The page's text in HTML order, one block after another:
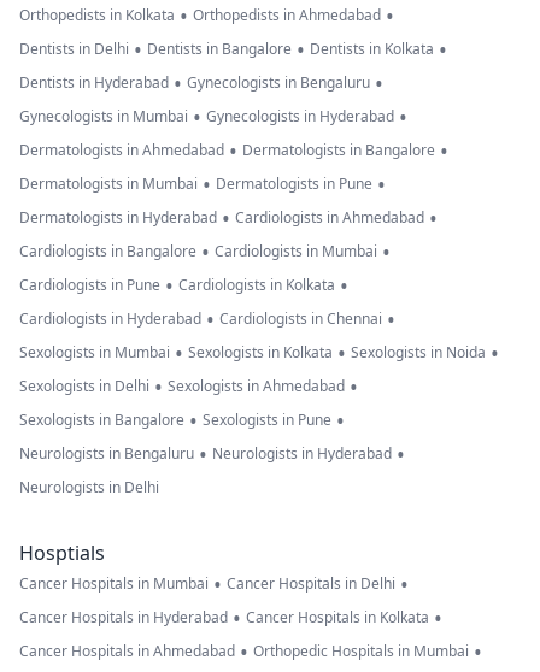
Orthopedists in Kolkata • Orthopedists in Ahmedabad •
Dentists in Delhi • Dentists in Bangalore • Dentists in Kolkata •
Dentists in Hyderabad • Gynecologists in Bengaluru •
Gynecologists in Mumbai • Gynecologists in Hyderabad •
Dermatologists in Ahmedabad • Dermatologists in Bangalore •
Dermatologists in Mumbai • Dermatologists in Pune •
Dermatologists in Hyderabad • Cardiologists in Ahmedabad •
Cardiologists in Bangalore • Cardiologists in Mumbai •
Cardiologists in Pune • Cardiologists in Kolkata •
Cardiologists in Hyderabad • Cardiologists in Chennai •
Sexologists in Mumbai • Sexologists in Kolkata • Sexologists in Noida •
Sexologists in Delhi • Sexologists in Ahmedabad •
Sexologists in Bangalore • Sexologists in Pune •
Neurologists in Bengaluru • Neurologists in Hyderabad •
Neurologists in Delhi
Hosptials
Cancer Hospitals in Mumbai • Cancer Hospitals in Delhi •
Cancer Hospitals in Hyderabad • Cancer Hospitals in Kolkata •
Cancer Hospitals in Ahmedabad • Orthopedic Hospitals in Mumbai •